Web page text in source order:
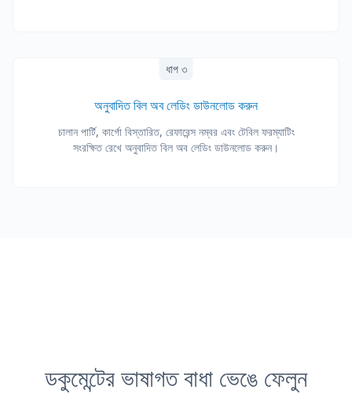
ধাপ ৩
অনুবাদিত বিল অব লেডিং ডাউনলোড করুন
চালান পার্টি, কার্গো বিস্তারিত, রেফারেন্স নম্বর এবং টেবিল ফরম্যাটিং
সংরক্ষিত রেখে অনুবাদিত বিল অব লেডিং ডাউনলোড করুন।
ডকুমেন্টের ভাষাগত বাধা ভেঙে ফেলুন